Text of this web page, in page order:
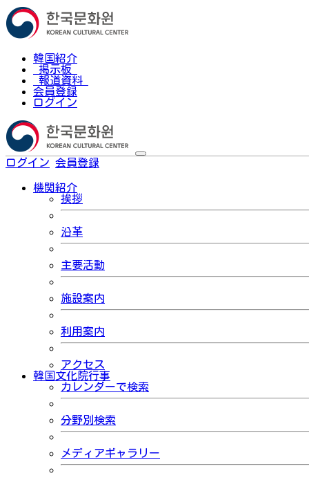
韓国紹介
掲示板
報道資料
会員登録
ログイン
ログイン 会員登録
機関紹介
挨拶
沿革
主要活動
施設案内
利用案内
アクセス
韓国文化院行事
カレンダーで検索
分野別検索
メディアギャラリー